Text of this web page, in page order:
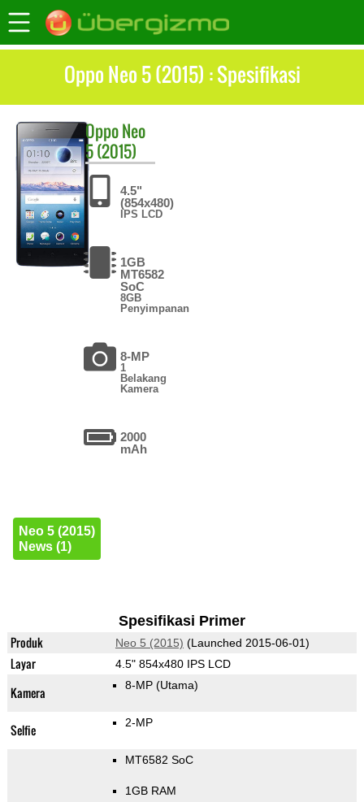
Oppo Neo 5 (2015) : Spesifikasi
OppoNeo
5 (2015)
4.5"
(854x480)
IPS LCD
1GB
MT6582
SoC
8GB
Penyimpanan
8-MP
1
Belakang
Kamera
2000
mAh
Neo 5 (2015)
News (1)
Spesifikasi Primer
Produk Neo 5 (2015) (Launched 2015-06-01)
Layar 4.5" 854x480 IPS LCD
Kamera 8-MP (Utama)
Selfie 2-MP
MT6582 SoC
1GB RAM